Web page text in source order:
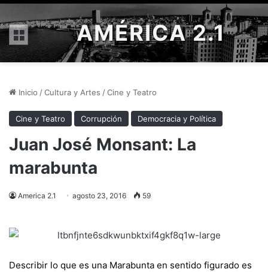
Menú AMÉRICA 2.1
Inicio /Cultura y Artes /Cine y Teatro
Cine y Teatro Corrupción Democracia y Política
Juan José Monsant: La
marabunta
America 2.1 agosto 23, 2016 59
Describir lo que es una Marabunta en sentido figurado es